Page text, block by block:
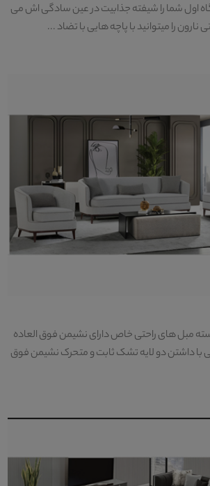
اول شما را شیفته جذابیت در عین سادگی اش می
نارون را میتوانید با پاچه هایی با تضاد ...
مبل های راحتی خاص دارای نشیمن فوق العاده
با داشتن دو لایه تشک ثابت و متحرک نشیمن فوق